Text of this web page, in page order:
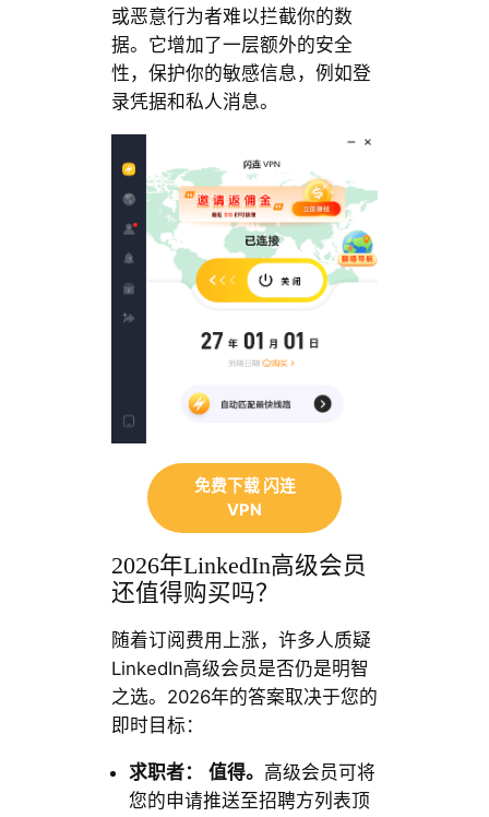
或恶意行为者难以拦截你的数
据。它增加了一层额外的安全
性，保护你的敏感信息，例如登
录凭据和私人消息。
免费下载 闪连
VPN
2026年LinkedIn高级会员
还值得购买吗？
随着订阅费用上涨，许多人质疑
LinkedIn高级会员是否仍是明智
之选。2026年的答案取决于您的
即时目标：
求职者： 值得。 高级会员可将
您的申请推送至招聘方列表顶